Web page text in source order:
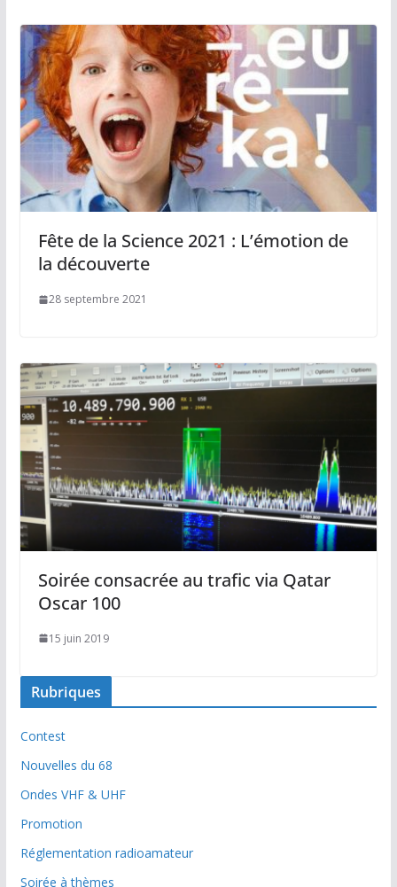
Fête de la Science 2021 : L’émotion de
la découverte
28 septembre 2021
Soirée consacrée au trafic via Qatar
Oscar 100
15 juin 2019
Rubriques
Contest
Nouvelles du 68
Ondes VHF & UHF
Promotion
Réglementation radioamateur
Soirée à thèmes